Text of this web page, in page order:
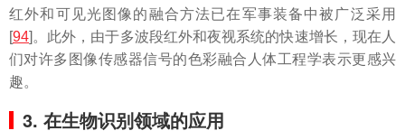
红外和可见光图像的融合方法已在军事装备中被广泛采用
[94]。此外，由于多波段红外和夜视系统的快速增长，现在人
们对许多图像传感器信号的色彩融合人体工程学表示更感兴
趣。
3. 在生物识别领域的应用